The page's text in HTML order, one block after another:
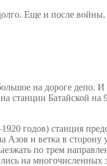
Еще и после войны,
на дороге депо. И
станции Батайской на
годов) станция
Азов и ветка в сторону
по трем
на многочисленных